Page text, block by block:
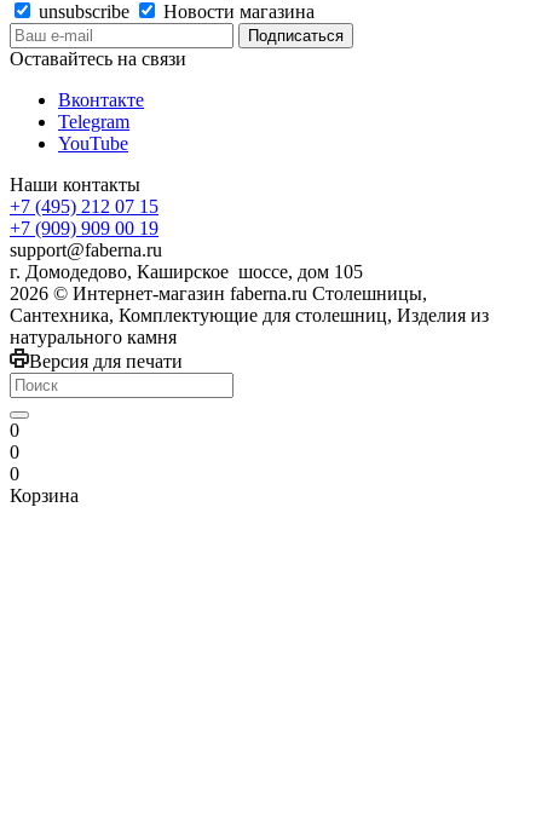
unsubscribe
Новости магазина
Оставайтесь на связи
Вконтакте
Telegram
YouTube
Наши контакты
+7 (495) 212 07 15
+7 (909) 909 00 19
support@faberna.ru
г. Домодедово, Каширское шоссе, дом 105
2026 © Интернет-магазин faberna.ru Столешницы,
Сантехника, Комплектующие для столешниц, Изделия из
натурального камня
Версия для печати
0
0
0
Корзина